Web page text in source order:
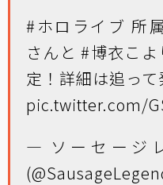
#ホロライブ 所
さんと#博衣こよ
定！詳細は追って
pic.twitter.com/
— ソーセージ